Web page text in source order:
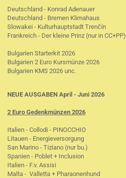
Deutschland - Konrad Adenauer
Deutschland - Bremen Klimahaus
Slowakei - Kulturhauptstadt Trenčín
Frankreich - Der kleine Prinz (nur in CC+PP)
Bulgarien Starterkit 2026
Bulgarien 2 Euro Kursmünze 2026
Bulgarien KMS 2026 unc.
NEUE AUSGABEN April - Juni 2026
2 Euro Gedenkmünzen 2026
Italien - Collodi - PINOCCHIO
Litauen - Energieversorgung
San Marino - Tiziano (nur bu.)
Spanien - Poblet + Inclusion
Italien - F.v. Assisi
Malta - Valletta + Pharaonenhund